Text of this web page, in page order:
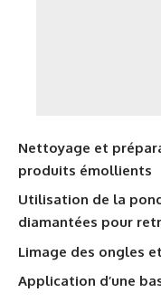
Nettoyage et
produits émollients
Utilisation de la
diamantées pour
Limage des ongles
Application d’une